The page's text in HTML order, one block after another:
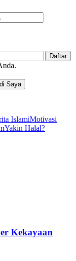
IslamiMotivasi
Yakin Halal?
Kekayaan